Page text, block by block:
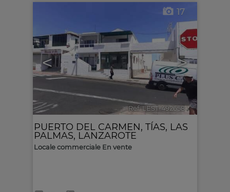
< >
17
Ref. LEST-492658 🔗
PUERTO DEL CARMEN, TÍAS, LAS
PALMAS, LANZAROTE
Locale commerciale En vente